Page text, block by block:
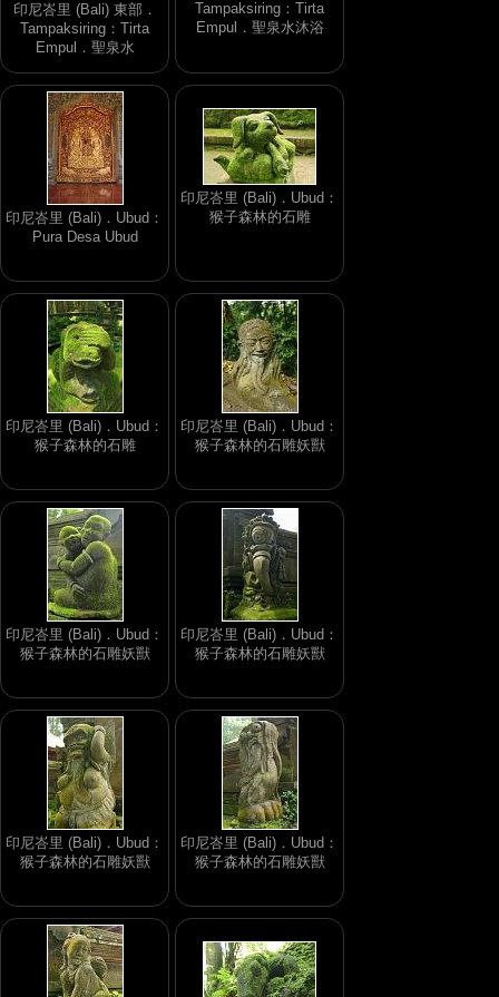
印尼峇里 (Bali) 東部．
Tampaksiring：Tirta
Empul．聖泉水
Tampaksiring：Tirta
Empul．聖泉水沐浴
印尼峇里 (Bali)．Ubud：
Pura Desa Ubud
印尼峇里 (Bali)．Ubud：
猴子森林的石雕
印尼峇里 (Bali)．Ubud：
猴子森林的石雕
印尼峇里 (Bali)．Ubud：
猴子森林的石雕妖獸
印尼峇里 (Bali)．Ubud：
猴子森林的石雕妖獸
印尼峇里 (Bali)．Ubud：
猴子森林的石雕妖獸
印尼峇里 (Bali)．Ubud：
猴子森林的石雕妖獸
印尼峇里 (Bali)．Ubud：
猴子森林的石雕妖獸